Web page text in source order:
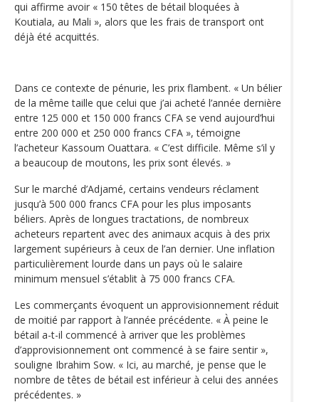
qui affirme avoir « 150 têtes de bétail bloquées à
Koutiala, au Mali », alors que les frais de transport ont
déjà été acquittés.
Dans ce contexte de pénurie, les prix flambent. « Un bélier
de la même taille que celui que j’ai acheté l’année dernière
entre 125 000 et 150 000 francs CFA se vend aujourd’hui
entre 200 000 et 250 000 francs CFA », témoigne
l’acheteur Kassoum Ouattara. « C’est difficile. Même s’il y
a beaucoup de moutons, les prix sont élevés. »
Sur le marché d’Adjamé, certains vendeurs réclament
jusqu’à 500 000 francs CFA pour les plus imposants
béliers. Après de longues tractations, de nombreux
acheteurs repartent avec des animaux acquis à des prix
largement supérieurs à ceux de l’an dernier. Une inflation
particulièrement lourde dans un pays où le salaire
minimum mensuel s’établit à 75 000 francs CFA.
Les commerçants évoquent un approvisionnement réduit
de moitié par rapport à l’année précédente. « À peine le
bétail a-t-il commencé à arriver que les problèmes
d’approvisionnement ont commencé à se faire sentir »,
souligne Ibrahim Sow. « Ici, au marché, je pense que le
nombre de têtes de bétail est inférieur à celui des années
précédentes. »